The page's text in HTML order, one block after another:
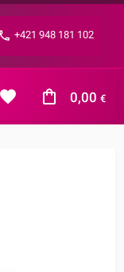
+421 948 181 102
0,00 €